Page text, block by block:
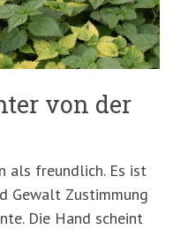
von der
als freundlich. Es ist
Gewalt Zustimmung
Die Hand scheint